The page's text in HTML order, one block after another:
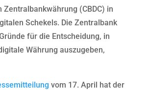
Zentralbankwährung (CBDC) in
Schekels. Die Zentralbank
für die Entscheidung, in
Währung auszugeben,
vom 17. April hat der